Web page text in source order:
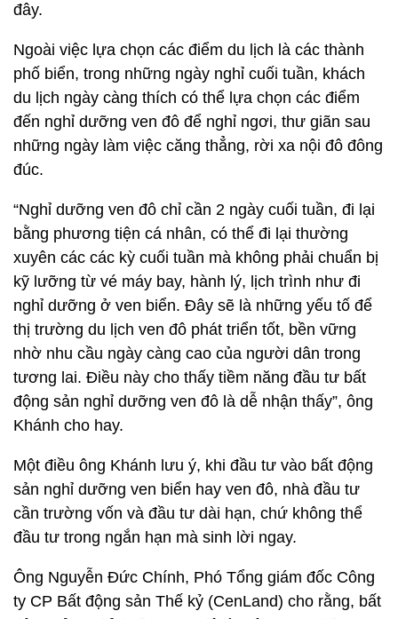
đây.
Ngoài việc lựa chọn các điểm du lịch là các thành
phố biển, trong những ngày nghỉ cuối tuần, khách
du lịch ngày càng thích có thể lựa chọn các điểm
đến nghỉ dưỡng ven đô để nghỉ ngơi, thư giãn sau
những ngày làm việc căng thẳng, rời xa nội đô đông
đúc.
“Nghỉ dưỡng ven đô chỉ cần 2 ngày cuối tuần, đi lại
bằng phương tiện cá nhân, có thể đi lại thường
xuyên các các kỳ cuối tuần mà không phải chuẩn bị
kỹ lưỡng từ vé máy bay, hành lý, lịch trình như đi
nghỉ dưỡng ở ven biển. Đây sẽ là những yếu tố để
thị trường du lịch ven đô phát triển tốt, bền vững
nhờ nhu cầu ngày càng cao của người dân trong
tương lai. Điều này cho thấy tiềm năng đầu tư bất
động sản nghỉ dưỡng ven đô là dễ nhận thấy”, ông
Khánh cho hay.
Một điều ông Khánh lưu ý, khi đầu tư vào bất động
sản nghỉ dưỡng ven biển hay ven đô, nhà đầu tư
cần trường vốn và đầu tư dài hạn, chứ không thể
đầu tư trong ngắn hạn mà sinh lời ngay.
Ông Nguyễn Đức Chính, Phó Tổng giám đốc Công
ty CP Bất động sản Thế kỷ (CenLand) cho rằng, bất